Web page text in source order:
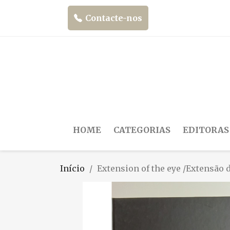
Contacte-nos
HOME CATEGORIAS EDITORAS
Início Extension of the eye /Extensão